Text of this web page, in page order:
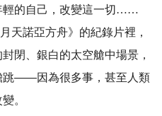
的自己，改變這一切……
天諾亞方舟》的紀錄片裡，
閉、銀白的太空艙中場景，
跳——因為很多事，甚至人類
。